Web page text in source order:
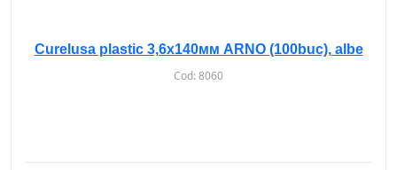
Curelusa plastic 3,6х140мм ARNO (100buc), albe
Cod:8060